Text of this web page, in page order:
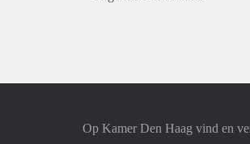
Op Kamer Den Haag vind en